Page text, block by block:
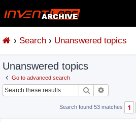
Search Unanswered topics
Unanswered topics
Go to advanced search
Search
Search found 53 matches 1